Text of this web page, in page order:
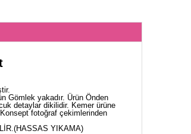
Gömlek yakadır. Ürün Önden
detaylar dikilidir. Kemer ürüne
fotoğraf çekimlerinden
YIKAMA)